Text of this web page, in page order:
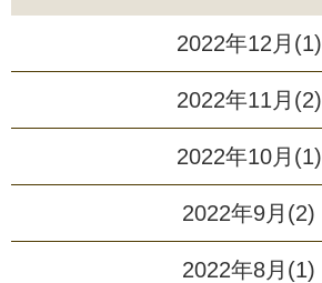
2022年12月(1)
2022年11月(2)
2022年10月(1)
2022年9月(2)
2022年8月(1)